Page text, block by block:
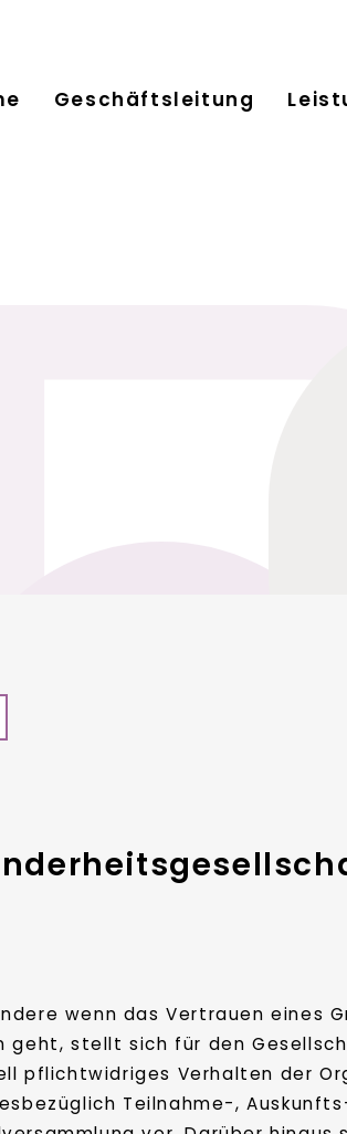
Geschäftsleitung
wenn das Vertrauen eines
geht, stellt sich für den
pflichtwidriges Verhalten der
Teilnahme-,